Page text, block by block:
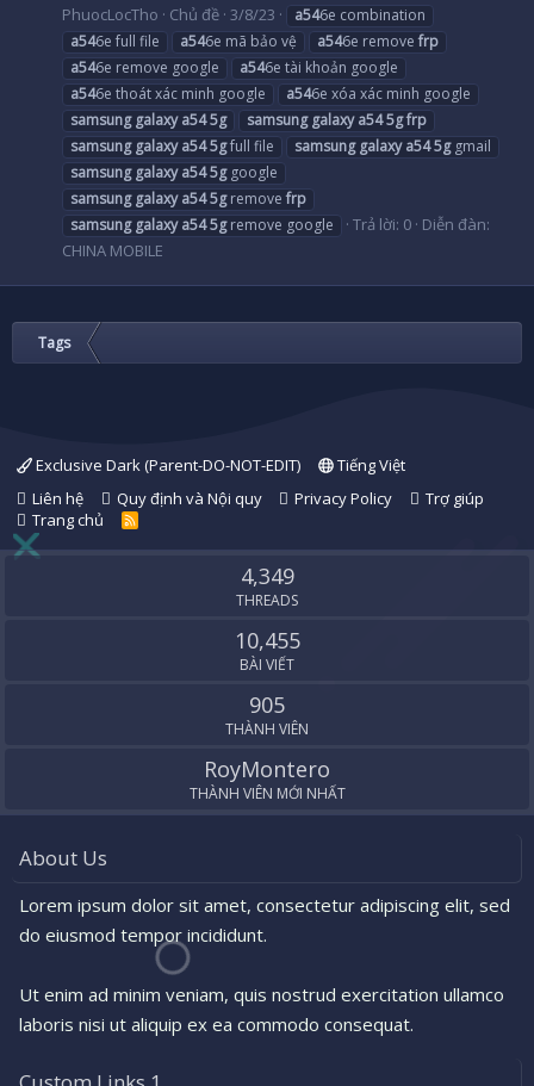
PhuocLocTho Chủ đề 3/8/23 a546e combination
a546e full file a546e mã bảo vệ a546e removefrp
a546e remove google a546e tài khoản google
a546e thoát xác minh google a546e xóa xác minh google
samsung galaxy a545g samsung galaxy a545gfrp
samsung galaxy a545gfull file samsung galaxy a545ggmail
samsung galaxy a545ggoogle
samsung galaxy a545gremovefrp
samsung galaxy a545gremove google Trả lời: 0 Diễn đàn:
CHINA MOBILE
Tags
Exclusive Dark (Parent-DO-NOT-EDIT)
Tiếng Việt
Liên hệ
Quy định và Nội quy Privacy Policy
Trợ giúp
Trang chủ
R
S
4,349
THREADS
10,455
BÀI VIẾT
905
THÀNH VIÊN
RoyMontero
THÀNH VIÊN MỚI NHẤT
About Us
Lorem ipsum dolor sit amet, consectetur adipiscing elit, sed
do eiusmod tempor incididunt.
Ut enim ad minim veniam, quis nostrud exercitation ullamco
laboris nisi ut aliquip ex ea commodo consequat.